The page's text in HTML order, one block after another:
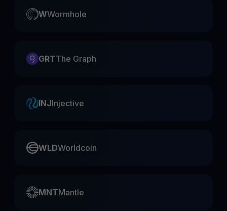
WWormhole
GRTThe Graph
INJInjective
WLDWorldcoin
MNTMantle